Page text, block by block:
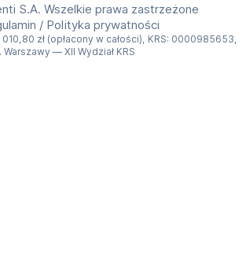
S.A. Wszelkie prawa zastrzeżone
/ Polityka prywatności
010,80 zł (opłacony w całości), KRS: 0000985653,
— XII Wydział KRS